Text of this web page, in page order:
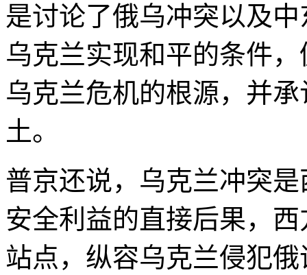
是讨论了俄乌冲突以及
乌克兰实现和平的条件
乌克兰危机的根源，并
土。
普京还说，乌克兰冲突
安全利益的直接后果，
站点，纵容乌克兰侵犯